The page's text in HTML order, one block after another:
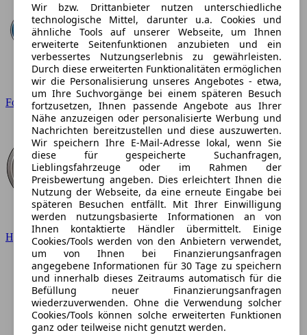
Ford
Hyundai
Wir bzw. Drittanbieter nutzen unterschiedliche
technologische Mittel, darunter u.a. Cookies und
ähnliche Tools auf unserer Webseite, um Ihnen
erweiterte Seitenfunktionen anzubieten und ein
verbessertes Nutzungserlebnis zu gewährleisten.
Durch diese erweiterten Funktionalitäten ermöglichen
wir die Personalisierung unseres Angebotes - etwa,
um Ihre Suchvorgänge bei einem späteren Besuch
fortzusetzen, Ihnen passende Angebote aus Ihrer
Nähe anzuzeigen oder personalisierte Werbung und
Nachrichten bereitzustellen und diese auszuwerten.
Wir speichern Ihre E-Mail-Adresse lokal, wenn Sie
diese für gespeicherte Suchanfragen,
Lieblingsfahrzeuge oder im Rahmen der
Preisbewertung angeben. Dies erleichtert Ihnen die
Nutzung der Webseite, da eine erneute Eingabe bei
späteren Besuchen entfällt. Mit Ihrer Einwilligung
werden nutzungsbasierte Informationen an von
Ihnen kontaktierte Händler übermittelt. Einige
Cookies/Tools werden von den Anbietern verwendet,
um von Ihnen bei Finanzierungsanfragen
angegebene Informationen für 30 Tage zu speichern
und innerhalb dieses Zeitraums automatisch für die
Befüllung neuer Finanzierungsanfragen
wiederzuverwenden. Ohne die Verwendung solcher
Cookies/Tools können solche erweiterten Funktionen
ganz oder teilweise nicht genutzt werden.